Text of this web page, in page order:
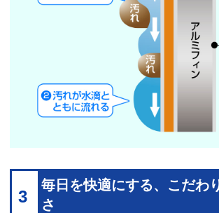
3
毎日を快適にする、こだわ
さ